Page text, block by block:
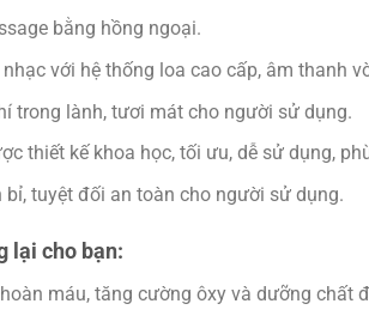
bằng hồng ngoại.
với hệ thống loa cao cấp, âm thanh
trong lành, tươi mát cho người sử dụng.
thiết kế khoa học, tối ưu, dễ sử dụng,
bỉ, tuyệt đối an toàn cho người sử dụng.
lại cho bạn:
máu, tăng cường ôxy và dưỡng chất